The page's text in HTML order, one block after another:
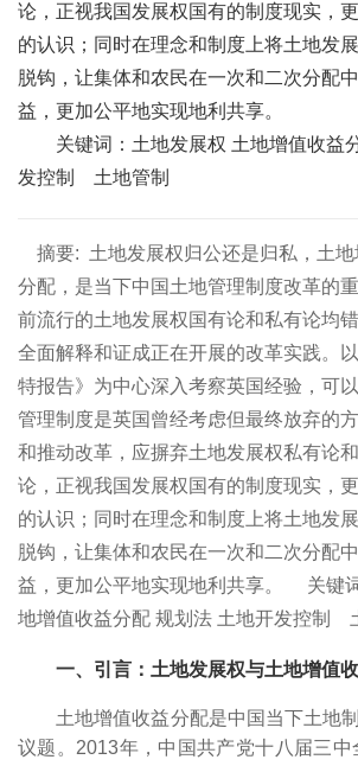
论，正视我国发展权国有的制度现实，
的认识；同时在理念和制度上将土地发
脱钩，让集体和农民在一次和二次分配
益，更加公平地实现地利共享。
关键词：土地发展权 土地增值收益
发控制 土地管制
摘要: 土地发展权归公还是归私，土
分配，是当下中国土地管理制度改革的
前流行的土地发展权国有论和私有论均
全面解释和证成正在开展的改革实践。
特报告》为中心深入考察英国经验，可
管理制度是英国曾经考虑但最终放弃的
和推动改革，应摒弃土地发展权私有论
论，正视我国发展权国有的制度现实，
的认识；同时在理念和制度上将土地发
脱钩，让集体和农民在一次和二次分配
益，更加公平地实现地利共享。
关键
地增值收益分配 规划法 土地开发控制
一、引言：土地发展权与土地增值
土地增值收益分配是中国当下土地
议题。2013年，中国共产党十八届三中